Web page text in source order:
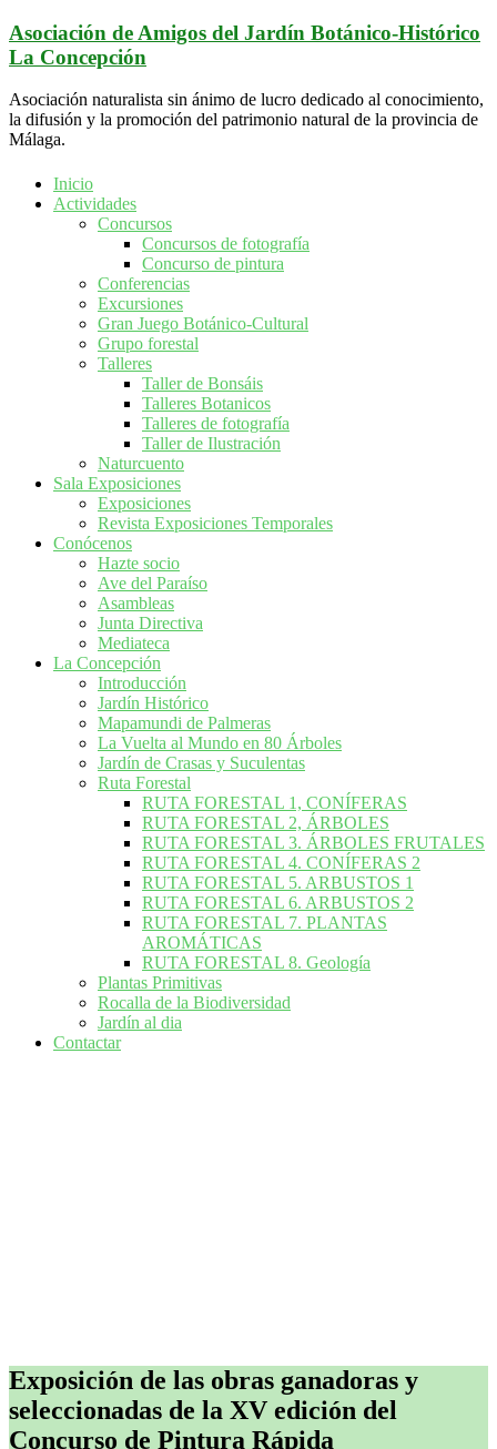
Saltar
al
contenido
Asociación de Amigos del Jardín Botánico-Histórico
La Concepción
Asociación naturalista sin ánimo de lucro dedicado al conocimiento,
la difusión y la promoción del patrimonio natural de la provincia de
Málaga.
Inicio
Actividades
Concursos
Concursos de fotografía
Concurso de pintura
Conferencias
Excursiones
Gran Juego Botánico-Cultural
Grupo forestal
Talleres
Taller de Bonsáis
Talleres Botanicos
Talleres de fotografía
Taller de Ilustración
Naturcuento
Sala Exposiciones
Exposiciones
Revista Exposiciones Temporales
Conócenos
Hazte socio
Ave del Paraíso
Asambleas
Junta Directiva
Mediateca
La Concepción
Introducción
Jardín Histórico
Mapamundi de Palmeras
La Vuelta al Mundo en 80 Árboles
Jardín de Crasas y Suculentas
Ruta Forestal
RUTA FORESTAL 1, CONÍFERAS
RUTA FORESTAL 2, ÁRBOLES
RUTA FORESTAL 3. ÁRBOLES FRUTALES
RUTA FORESTAL 4. CONÍFERAS 2
RUTA FORESTAL 5. ARBUSTOS 1
RUTA FORESTAL 6. ARBUSTOS 2
RUTA FORESTAL 7. PLANTAS
AROMÁTICAS
RUTA FORESTAL 8. Geología
Plantas Primitivas
Rocalla de la Biodiversidad
Jardín al dia
Contactar
Exposición de las obras ganadoras y
seleccionadas de la XV edición del
Concurso de Pintura Rápida